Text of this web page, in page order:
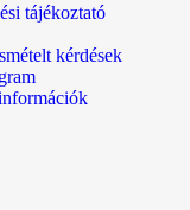
tájékoztató
kérdések